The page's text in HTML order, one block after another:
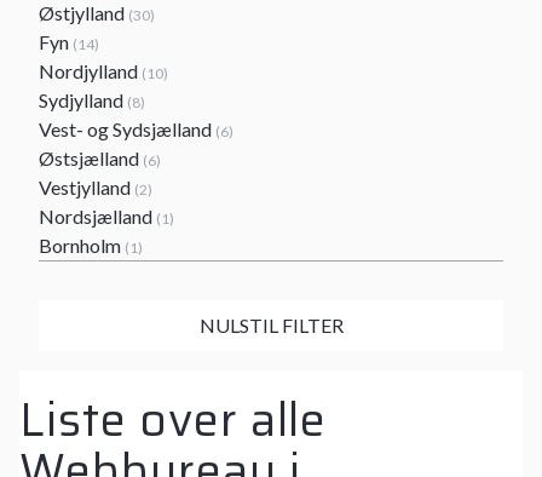
Østjylland (30)
Fyn (14)
Nordjylland (10)
Sydjylland (8)
Vest- og Sydsjælland (6)
Østsjælland (6)
Vestjylland (2)
Nordsjælland (1)
Bornholm (1)
NULSTIL FILTER
Liste over alle